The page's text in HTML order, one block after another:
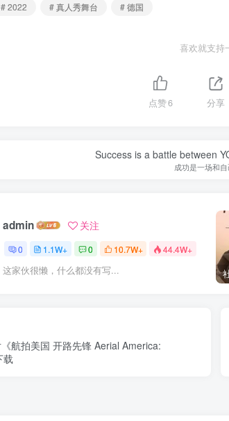
# 2022 # 真人秀舞台 # 德国
喜欢就支持
点赞6 分享
Success is a battle between
成功是一场和
admin 关注
0 1.1W+ 0 10.7W+ 44.4W+
这家伙很懒，什么都没有写...
航拍美国 开路先锋 Aerial America:
载